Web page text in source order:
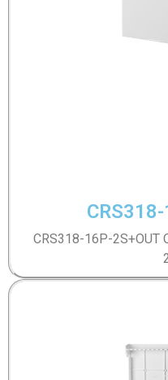
CRS318-16P-2S+OUT